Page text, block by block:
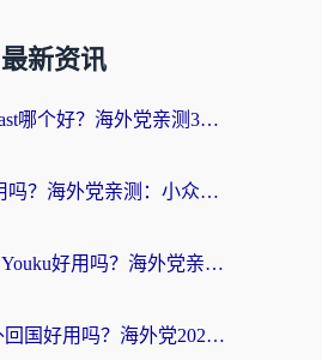
最新资讯
雷神手游和sixfast哪个好？海外党亲测3款回国加速器，教你选对不踩坑
穿梭和快喵好用吗？海外党亲测：小众加速器对比+番茄加速器深度体验
云极和Unblock Youku好用吗？海外党亲测+2026回国加速器避坑指南
ChickCN和海外回国好用吗？海外党2026亲测：从手游到影音，选对加速器的3个关键